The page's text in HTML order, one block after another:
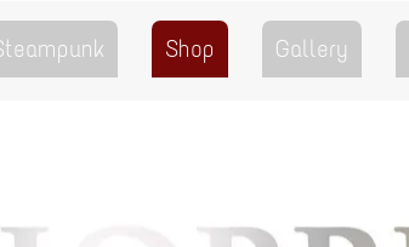
Shop Gallery